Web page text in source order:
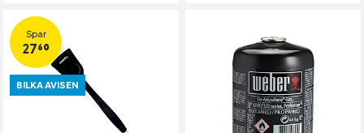
Spar
27,60
BILKA AVISEN